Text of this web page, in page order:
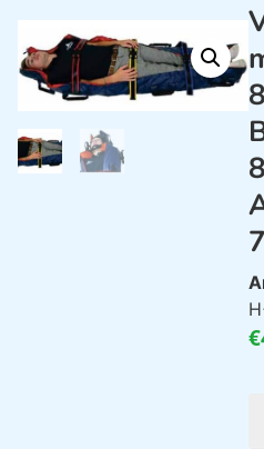
€